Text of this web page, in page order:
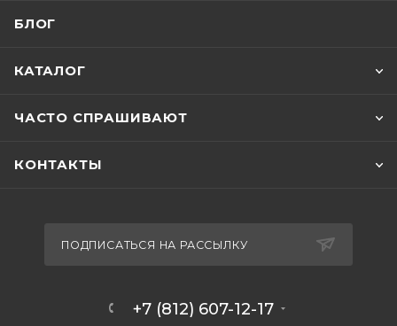
БЛОГ
КАТАЛОГ
ЧАСТО СПРАШИВАЮТ
КОНТАКТЫ
ПОДПИСАТЬСЯ НА РАССЫЛКУ
+7 (812) 607-12-17